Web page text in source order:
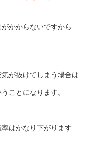
かからないですから
が抜けてしまう場合は
ことになります。
率はかなり下がります